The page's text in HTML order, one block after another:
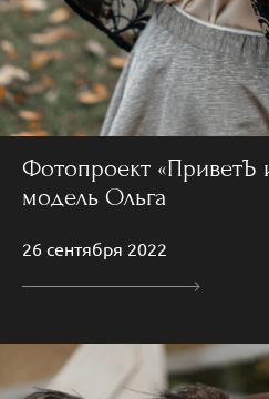
Фотопроект «ПриветЪ
модель Ольга
26 сентября 2022